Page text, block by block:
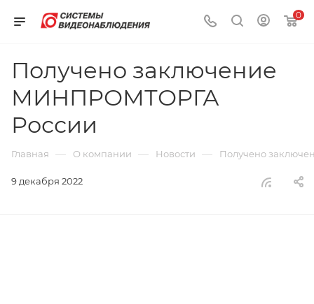
0
Получено заключение
МИНПРОМТОРГА
России
Главная — О компании — Новости — Получено
9 декабря 2022